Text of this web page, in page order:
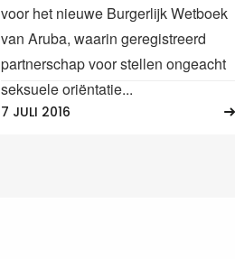
voor het nieuwe Burgerlijk Wetboek
van Aruba, waarin geregistreerd
partnerschap voor stellen ongeacht
seksuele oriëntatie...
7 JULI 2016